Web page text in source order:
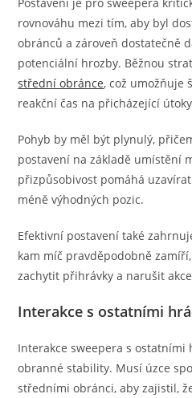
rovnováhu mezi tím, aby byl
obránců a zároveň dostatečně
potenciální hrozby. Běžnou
střední obránce, což umožňuje
reakční čas na přicházející
Pohyb by měl být plynulý,
postavení na základě umístění
přizpůsobivost pomáhá
méně výhodných pozic.
Efektivní postavení také
kam míč pravděpodobně
zachytit přihrávky a narušit
Interakce s ostatními
Interakce sweepera s
obranné stability. Musí úzce
středními obránci, aby zajistil,